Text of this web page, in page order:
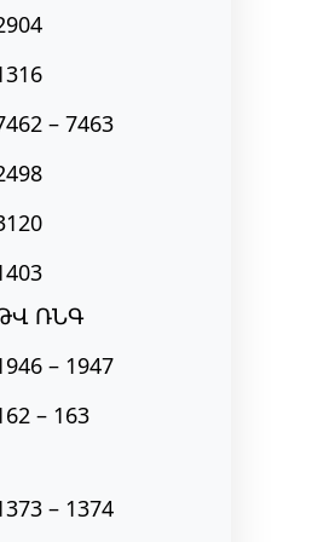
– 7463
ՌՆԳ
– 1947
– 163
– 1374